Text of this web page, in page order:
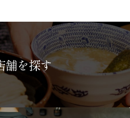
舗を探す